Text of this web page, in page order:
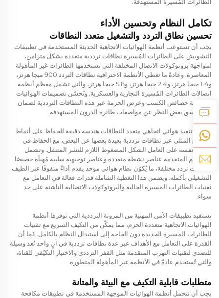
تكامل النظام وتحسين الأداء
تحسين نطاق التردد والتشغيل متعدد النطاقات
يجب أن تستوعب أنظمة الهوائيات الاتجاهية الحديثة المستخدمة في تطبيقات
التشويش على الطائرات المُسيرة نطاقات ترددية متعددة بشكل متزامن،
لمواجهة بروتوكولات الاتصال المختلفة التي تستخدمها الطائرات غير المأهولة
المعاصرة. وعادةً ما تغطي الأنظمة الاحترافية نطاقات التردد 900 ميجا هرتز،
و1.4 جيجا هرتز، و2.4 جيجا هرتز، و5.8 جيجا هرتز، والتي تشمل معظم أنظمة
اتصالات الطائرات المُسيرة التجارية والعسكرية. وتُحسّن تصميمات الهوائيات
الاتجاهية خصائص الكسب وعرض الحزمة عبر هذه النطاقات الترددية لضمان
أداء متسق بغض النظر عن مواصفات طائرة الدرون المستهدفة.
يتطلب تنفيذ هوائي اتجاهي متعدد النطاقات هندسة دقيقة للحفاظ على أنماط
الإشعاع المثلى عبر نطاقات ترددية بعيدة بعضها عن البعض، مع الحفاظ في
الوقت نفسه على العامل الشكل المضغوط اللازم للنشر المتنقل. وتشمل
التصاميم المتقدمة عناصر نشطة متعددة وعناصر توجيهية سلبية مُهيأة خصيصًا
لنطاقات تردد مختلفة، ما يُكوّن نظام هوائي موحد يقدم أداءً متفوقًا عبر الطيف
التشغيلي بأكمله. ويضمن هذا التغطية الشاملة قدرات فعالة في التعامل مع
تقنيات الطائرات المسيرة الحالية والبروتوكولات الاتصالية الناشئة على حد
سواء.
تستفيد تطبيقات الأمن المهنية من المرونة الترددية التي توفرها أنظمة
الهوائيات الاتجاهية متعددة الحزم، مما يمكّن من التكيف السريع مع تقنيات
الطائرات المسيرة الجديدة دون الحاجة إلى استبدال النظام بالكامل. كما أن
القدرة على التعامل مع الأهداف عبر عدة نطاقات ترددية في آنٍ واحد تُعد وسيلة
للتصدي لتقنيات التهرب المتقدمة مثل القفز الترددي والاختيار التكيّفي للقناة،
والتي تُستخدم عادةً في الأنظمة غير المأهولة المتطورة.
متطلبات قابلية التكيف مع البيئة والمتانة
يجب أن تتحمل أنظمة الهوائيات الموجهة المستخدمة في تطبيقات مكافحة